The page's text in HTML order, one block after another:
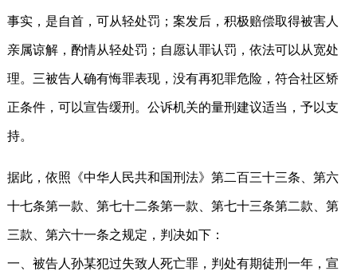
事实，是自首，可从轻处罚；案发后，积极赔偿取得被害人
亲属谅解，酌情从轻处罚；自愿认罪认罚，依法可以从宽处
理。三被告人确有悔罪表现，没有再犯罪危险，符合社区矫
正条件，可以宣告缓刑。公诉机关的量刑建议适当，予以支
持。
据此，依照《中华人民共和国刑法》第二百三十三条、第六
十七条第一款、第七十二条第一款、第七十三条第二款、第
三款、第六十一条之规定，判决如下：
一、被告人孙某犯过失致人死亡罪，判处有期徒刑一年，宣